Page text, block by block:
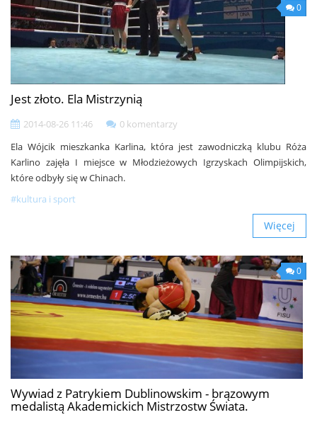
0
Jest złoto. Ela Mistrzynią
2014-08-26 11:46
0 komentarzy
Ela Wójcik mieszkanka Karlina, która jest zawodniczką klubu Róża
Karlino zajęła I miejsce w Młodzieżowych Igrzyskach Olimpijskich,
które odbyły się w Chinach.
#kultura i sport
Więcej
0
Wywiad z Patrykiem Dublinowskim - brązowym
medalistą Akademickich Mistrzostw Świata.